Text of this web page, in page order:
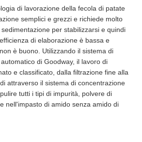
di lavorazione della fecola di patate
semplici e grezzi e richiede molto
per stabilizzarsi e quindi
di elaborazione è bassa e
è buono. Utilizzando il sistema di
di Goodway, il lavoro di
e classificato, dalla filtrazione fine alla
attraverso il sistema di concentrazione
tutti i tipi di impurità, polvere di
nell'impasto di amido senza amido di